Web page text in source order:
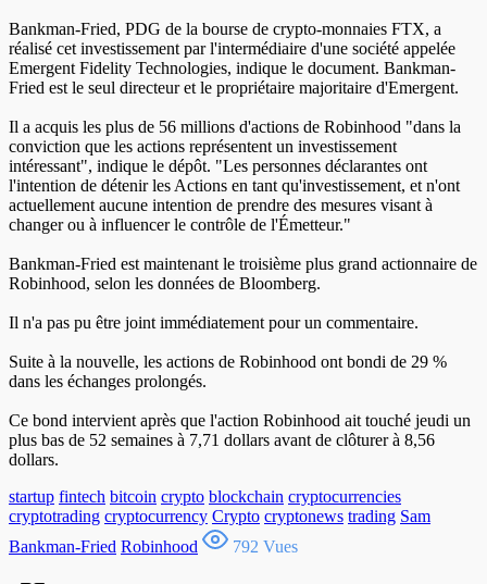
Bankman-Fried, PDG de la bourse de crypto-monnaies FTX, a
réalisé cet investissement par l'intermédiaire d'une société appelée
Emergent Fidelity Technologies, indique le document. Bankman-
Fried est le seul directeur et le propriétaire majoritaire d'Emergent.
Il a acquis les plus de 56 millions d'actions de Robinhood "dans la
conviction que les actions représentent un investissement
intéressant", indique le dépôt. "Les personnes déclarantes ont
l'intention de détenir les Actions en tant qu'investissement, et n'ont
actuellement aucune intention de prendre des mesures visant à
changer ou à influencer le contrôle de l'Émetteur."
Bankman-Fried est maintenant le troisième plus grand actionnaire de
Robinhood, selon les données de Bloomberg.
Il n'a pas pu être joint immédiatement pour un commentaire.
Suite à la nouvelle, les actions de Robinhood ont bondi de 29 %
dans les échanges prolongés.
Ce bond intervient après que l'action Robinhood ait touché jeudi un
plus bas de 52 semaines à 7,71 dollars avant de clôturer à 8,56
dollars.
startup fintech bitcoin crypto blockchain cryptocurrencies
cryptotrading cryptocurrency Crypto cryptonews trading Sam
Bankman-Fried Robinhood 792 Vues